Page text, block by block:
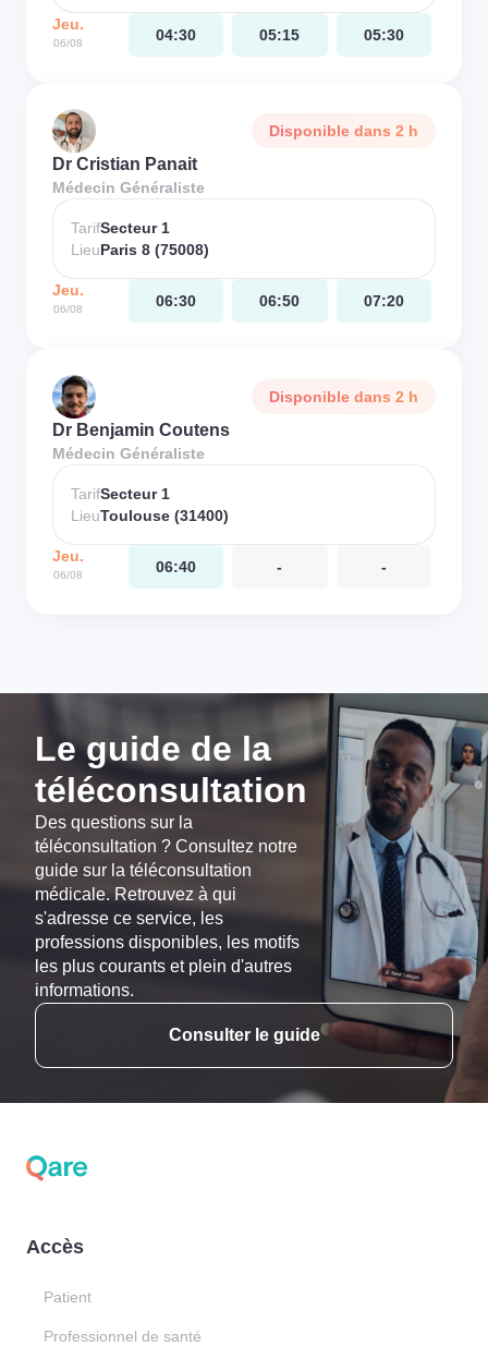
Jeu.
06/08 04:30 05:15 05:30
Disponible dans 2 h
Dr Cristian Panait
Médecin Généraliste
TarifSecteur 1
LieuParis 8 (75008)
Jeu.
06/08 06:30 06:50 07:20
Disponible dans 2 h
Dr Benjamin Coutens
Médecin Généraliste
TarifSecteur 1
LieuToulouse (31400)
Jeu.
06/08 06:40 - -
Le guide de la
téléconsultation
Des questions sur la
téléconsultation ? Consultez notre
guide sur la téléconsultation
médicale. Retrouvez à qui
s'adresse ce service, les
professions disponibles, les motifs
les plus courants et plein d'autres
informations.
Consulter le guide
Accès
Patient
Professionnel de santé